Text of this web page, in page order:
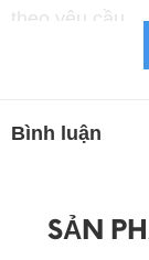
theo yêu cầu
✅ Miễn phí
, Momo
☎ HOTLINE -
Bình luận
SẢN